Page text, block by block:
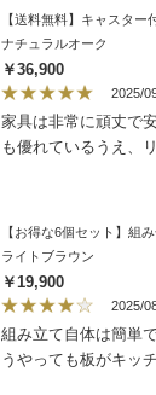
ナチュラルオーク
￥36,900
2025/
家具は非常に頑丈で
も優れているうえ、
調和しております。
り、説明書も分かり
め、スムーズに作業
た。キャスターが付
易です。一点だけ小
ば、扉にはクッショ
の、丁寧に閉めない
う点です。しかしな
ライトブラウン
￥19,900
2025/
組み立て自体は簡単
うやっても板がキッ
た。上に重しを載せ